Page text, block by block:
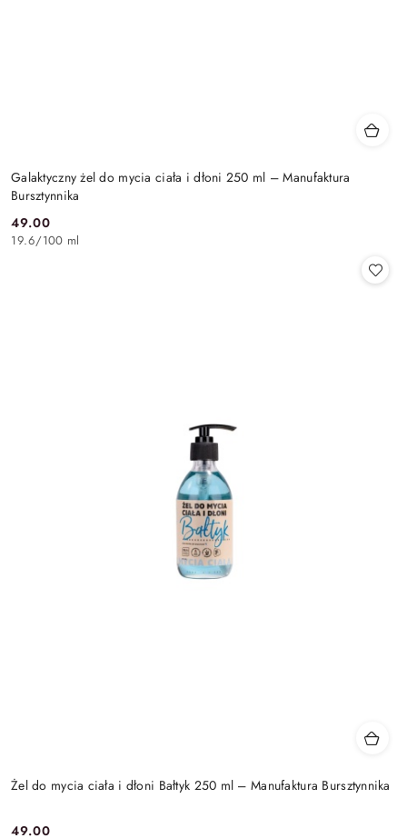
Galaktyczny żel do mycia ciała i dłoni 250 ml – Manufaktura
Bursztynnika
Cena:
49.00
19.6/100 ml
Żel do mycia ciała i dłoni Bałtyk 250 ml – Manufaktura Bursztynnika
49.00